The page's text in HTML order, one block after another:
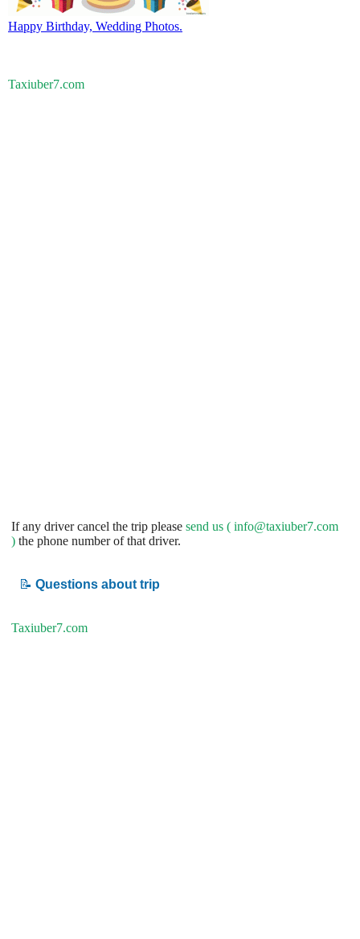
Happy Birthday, Wedding Photos.
Taxiuber7.com
If any driver cancel the trip please send us ( info@taxiuber7.com
) the phone number of that driver.
📝 Questions about trip
Taxiuber7.com